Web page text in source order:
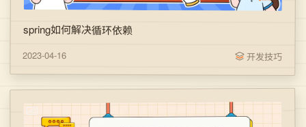
spring如何解决循环依赖
2023-04-16 开发技巧